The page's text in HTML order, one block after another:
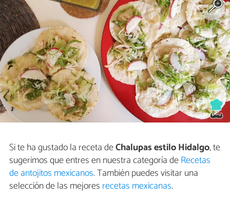
Si te ha gustado la receta deChalupas estilo Hidalgo, te
sugerimos que entres en nuestra categoría deRecetas
de antojitos mexicanos. También puedes visitar una
selección de las mejores recetas mexicanas.